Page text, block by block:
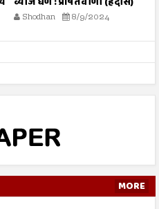
Shodhan 8/9/2024
MORE